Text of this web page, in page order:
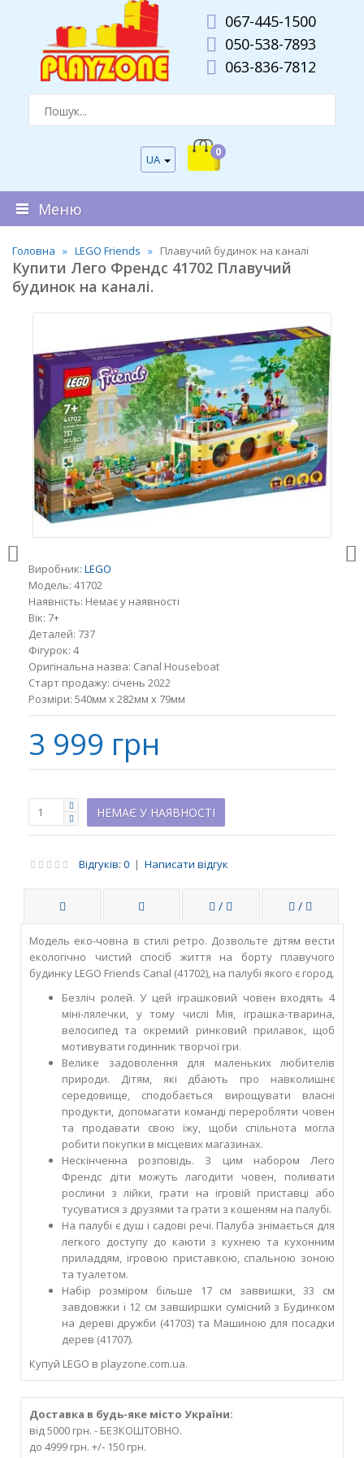
067-445-1500
050-538-7893
063-836-7812
UA
0
Меню
Головна LEGO Friends Плавучий будинок на каналі
Купити Лего Френдс 41702 Плавучий
будинок на каналі.
Виробник: LEGO
Модель: 41702
Наявність: Немає у наявності
Вік: 7+
Деталей: 737
Фігурок: 4
Оригінальна назва: Canal Houseboat
Старт продажу: січень 2022
Розміри: 540мм x 282мм x 79мм
3 999 грн
НЕМАЄ У НАЯВНОСТІ
Відгуків: 0 | Написати відгук
/ /
Модель еко-човна в стилі ретро. Дозвольте дітям вести
екологічно чистий спосіб життя на борту плавучого
будинку LEGO Friends Canal (41702), на палубі якого є город.
Безліч ролей. У цей іграшковий човен входять 4
міні-лялечки, у тому числі Мія, іграшка-тварина,
велосипед та окремий ринковий прилавок, щоб
мотивувати годинник творчої гри.
Велике задоволення для маленьких любителів
природи. Дітям, які дбають про навколишнє
середовище, сподобається вирощувати власні
продукти, допомагати команді переробляти човен
та продавати свою їжу, щоби спільнота могла
робити покупки в місцевих магазинах.
Нескінченна розповідь. З цим набором Лего
Френдс діти можуть лагодити човен, поливати
рослини з лійки, грати на ігровій приставці або
тусуватися з друзями та грати з кошеням на палубі.
На палубі є душ і садові речі. Палуба знімається для
легкого доступу до каюти з кухнею та кухонним
приладдям, ігровою приставкою, спальною зоною
та туалетом.
Набір розміром більше 17 см заввишки, 33 см
завдовжки і 12 см завширшки сумісний з Будинком
на дереві дружби (41703) та Машиною для посадки
дерев (41707).
Купуй LEGO в playzone.com.ua.
Доставка в будь-яке місто України:
від 5000 грн. - БЕЗКОШТОВНО.
до 4999 грн. +/- 150 грн.